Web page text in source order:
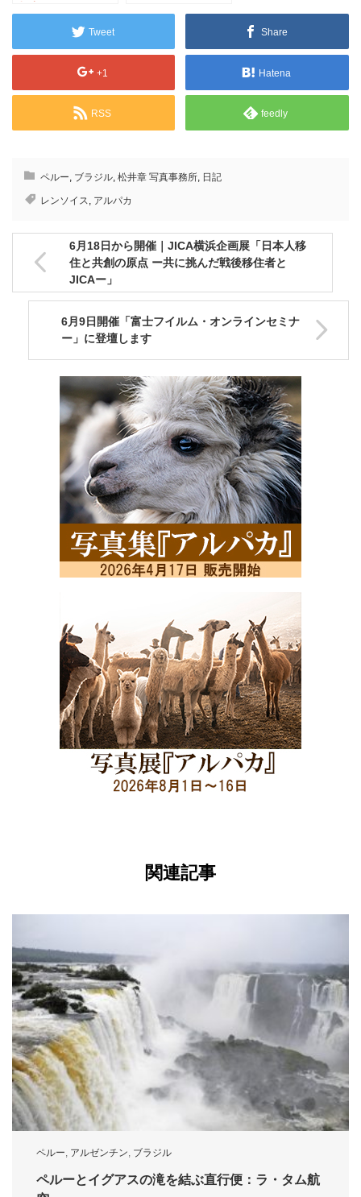
Tweet Share
+1 Hatena
RSS feedly
ペルー ブラジル 松井章 写真事務所 日記
レンソイス アルパカ
6月18日から開催｜JICA横浜企画展「日本人移
住と共創の原点 ー共に挑んだ戦後移住者と
JICAー」
6月9日開催「富士フイルム・オンラインセミナ
ー」に登壇します
関連記事
ペルー, アルゼンチン, ブラジル
ペルーとイグアスの滝を結ぶ直行便：ラ・タム航